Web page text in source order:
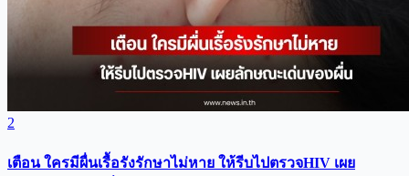
2
เตือน ใครมีผื่นเรื้อรังรักษาไม่หาย ให้รีบไปตรวจHIV เผย